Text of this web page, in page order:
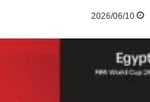
2026/06/10